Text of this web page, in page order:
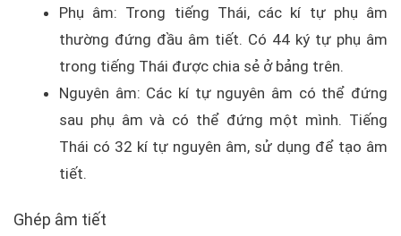
Phụ âm: Trong tiếng Thái, các kí tự phụ âm
thường đứng đầu âm tiết. Có 44 ký tự phụ âm
trong tiếng Thái được chia sẻ ở bảng trên.
Nguyên âm: Các kí tự nguyên âm có thể đứng
sau phụ âm và có thể đứng một mình. Tiếng
Thái có 32 kí tự nguyên âm, sử dụng để tạo âm
tiết.
Ghép âm tiết